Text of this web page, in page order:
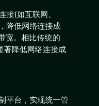
接(如互联网、
降低网络连接成
宽。相比传统的
著降低网络连接成
平台，实现统一管